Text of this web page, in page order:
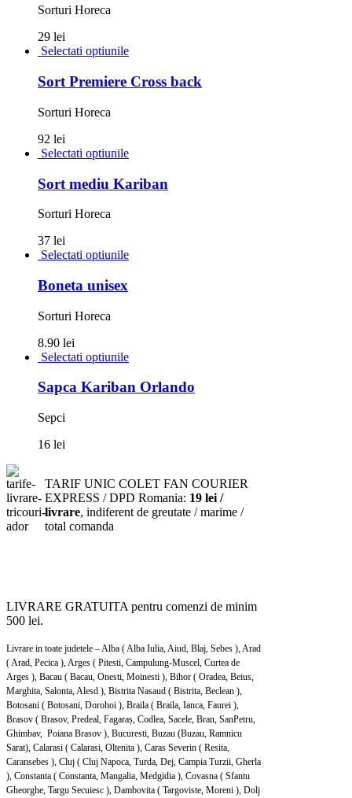
Sorturi Horeca
29 lei
Selectati optiunile
Sort Premiere Cross back
Sorturi Horeca
92 lei
Selectati optiunile
Sort mediu Kariban
Sorturi Horeca
37 lei
Selectati optiunile
Boneta unisex
Sorturi Horeca
8.90 lei
Selectati optiunile
Sapca Kariban Orlando
Sepci
16 lei
TARIF UNIC COLET FAN COURIER
EXPRESS / DPD Romania: 19 lei /
livrare, indiferent de greutate / marime /
total comanda
LIVRARE GRATUITA pentru comenzi de minim
500 lei.
Livrare in toate judetele – Alba ( Alba Iulia, Aiud, Blaj, Sebes ), Arad
( Arad, Pecica ), Arges ( Pitesti, Campulung-Muscel, Curtea de
Arges ), Bacau ( Bacau, Onesti, Moinesti ), Bihor ( Oradea, Beius,
Marghita, Salonta, Alesd ), Bistrita Nasaud ( Bistrita, Beclean ),
Botosani ( Botosani, Dorohoi ), Braila ( Braila, Ianca, Faurei ),
Brasov ( Brasov, Predeal, Fagaraș, Codlea, Sacele, Bran, SanPetru,
Ghimbav, Poiana Brasov ), Bucuresti, Buzau (Buzau, Ramnicu
Sarat), Calarasi ( Calarasi, Oltenita ), Caras Severin ( Resita,
Caransebes ), Cluj ( Cluj Napoca, Turda, Dej, Campia Turzii, Gherla
), Constanta ( Constanta, Mangalia, Medgidia ), Covasna ( Sfantu
Gheorghe, Targu Secuiesc ), Dambovita ( Targoviste, Moreni ), Dolj